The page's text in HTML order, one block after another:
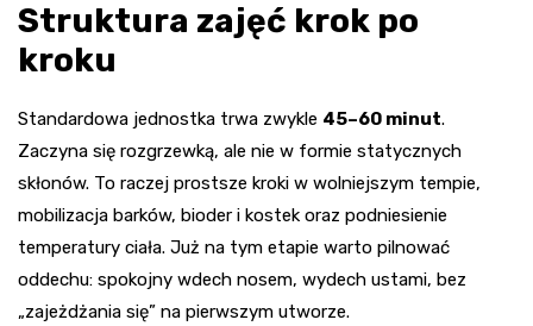
Struktura zajęć krok po
kroku
Standardowa jednostka trwa zwykle 45–60 minut.
Zaczyna się rozgrzewką, ale nie w formie statycznych
skłonów. To raczej prostsze kroki w wolniejszym tempie,
mobilizacja barków, bioder i kostek oraz podniesienie
temperatury ciała. Już na tym etapie warto pilnować
oddechu: spokojny wdech nosem, wydech ustami, bez
„zajeżdżania się” na pierwszym utworze.